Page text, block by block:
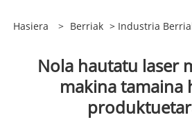
Hasiera > Berriak > Industria
Nola hautatu laser
makina tamaina